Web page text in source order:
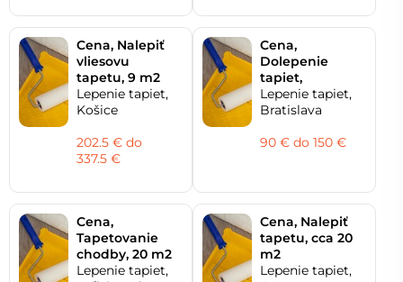
Cena, Nalepiť
vliesovu
tapetu, 9 m2
Lepenie tapiet,
Košice
202.5 € do
337.5 €
Cena,
Dolepenie
tapiet,
Lepenie tapiet,
Bratislava
90 € do 150 €
Cena,
Tapetovanie
chodby, 20 m2
Lepenie tapiet,
Cena, Nalepiť
tapetu, cca 20
m2
Lepenie tapiet,